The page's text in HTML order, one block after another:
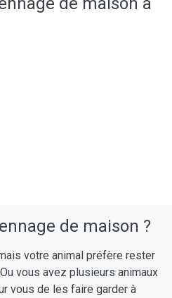
de maison ?
votre animal préfère rester
vous avez plusieurs animaux
vous de les faire garder à